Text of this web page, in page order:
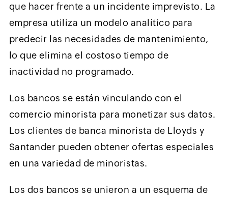
que hacer frente a un incidente imprevisto. La
empresa utiliza un modelo analítico para
predecir las necesidades de mantenimiento,
lo que elimina el costoso tiempo de
inactividad no programado.
Los bancos se están vinculando con el
comercio minorista para monetizar sus datos.
Los clientes de banca minorista de Lloyds y
Santander pueden obtener ofertas especiales
en una variedad de minoristas.
Los dos bancos se unieron a un esquema de